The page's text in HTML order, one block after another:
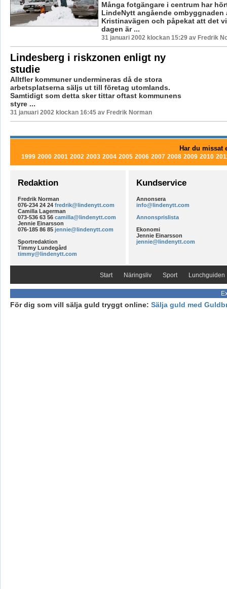
Många fotgängare i centrum har
LindeNytt angående ombyggnaden
Kristinavägen och påpekat att det
dagen är ...
31 januari 2002 klockan 15:29 av Fredrik
Lindesberg i riskzonen enligt ny
studie
Alltfler kommuner undermineras då de stora
arbetsplatserna säljs ut till företag utomlands.
Samtidigt som detta sker tittar oftast kommunens
styre ...
31 januari 2002 klockan 16:45 av Fredrik Norman
Har du missat
1999 2000 2001 2002 2003 2004 2005 2006 2007 2008 2009 2010
Redaktion
Fredrik Norman
076-234 24 24 fredrik@lindenytt.com
Camilla Lagerman
073-536 63 56 camilla@lindenytt.com
Jennie Einarsson
076-185 86 85 jennie@lindenytt.com
Sportredaktion
Timmy Lundegård
timmy@lindenytt.com
Kundservice
Annonsera
info@lindenytt.com
Annonsprislista
Ekonomi
Jennie Einarsson
jennie@lindenytt.com
Start Näringsliv Sport Lunchguiden
För dig som vill sälja guld tryggt online: Sälja guld med